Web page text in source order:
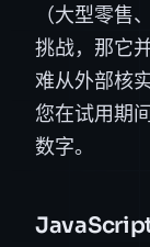
（大型零
挑战，那它
难从外部核
您在试用期
数字。